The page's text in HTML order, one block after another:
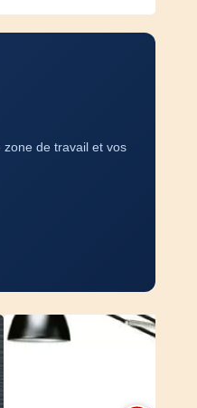
de travail et vos